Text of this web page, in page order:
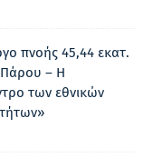
πνοής 45,44 εκατ.
– Η
των εθνικών